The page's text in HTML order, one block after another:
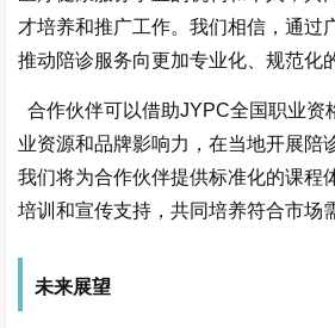
才培养和推广工作。我们相信，通过
推动陪诊服务向更加专业化、规范化
合作伙伴可以借助JYPC全国职业资
业资源和品牌影响力，在当地开展陪
我们将为合作伙伴提供标准化的课程
培训和宣传支持，共同培养符合市场
未来展望